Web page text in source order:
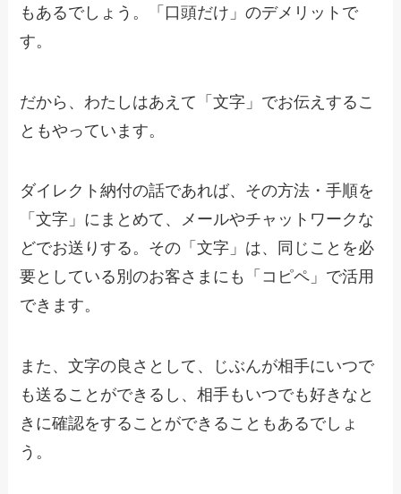
もあるでしょう。「口頭だけ」のデメリットで
す。
だから、わたしはあえて「文字」でお伝えするこ
ともやっています。
ダイレクト納付の話であれば、その方法・手順を
「文字」にまとめて、メールやチャットワークな
どでお送りする。その「文字」は、同じことを必
要としている別のお客さまにも「コピペ」で活用
できます。
また、文字の良さとして、じぶんが相手にいつで
も送ることができるし、相手もいつでも好きなと
きに確認をすることができることもあるでしょ
う。